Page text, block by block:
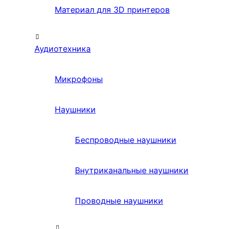
Материал для 3D принтеров
Аудиотехника
Микрофоны
Наушники
Беспроводные наушники
Внутриканальные наушники
Проводные наушники